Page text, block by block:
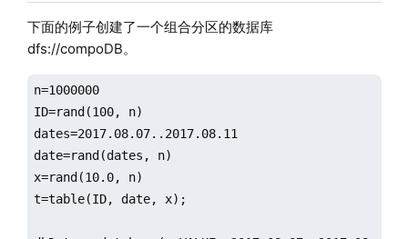
下面的例子创建了一个组合分区的数据库
dfs://compoDB。
n=1000000
ID=rand(100, n)
dates=2017.08.07..2017.08.11
date=rand(dates, n)
x=rand(10.0, n)
t=table(ID, date, x);